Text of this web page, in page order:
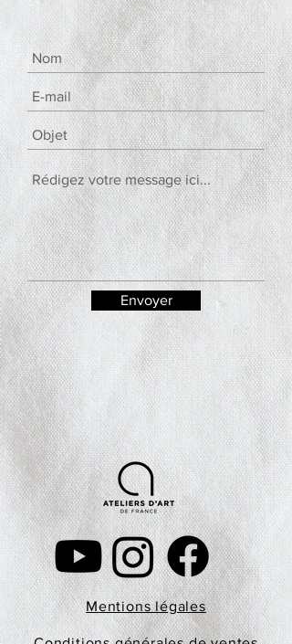
Envoyer
Mentions légales